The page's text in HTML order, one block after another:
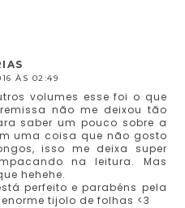
ÀS 02:49
volumes esse foi o que
não me deixou tão
saber um pouco sobre a
uma coisa que não gosto
isso me deixa super
na leitura. Mas
hehehe.
perfeito e parabéns pela
tijolo de folhas <3